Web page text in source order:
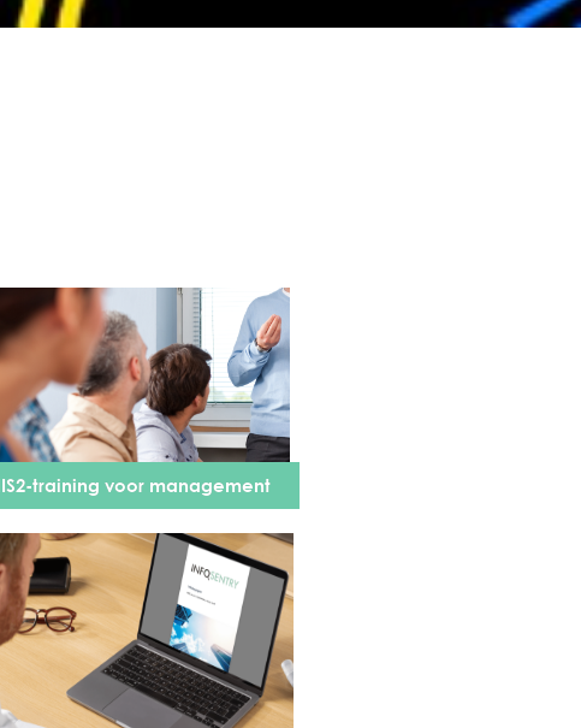
training voor management